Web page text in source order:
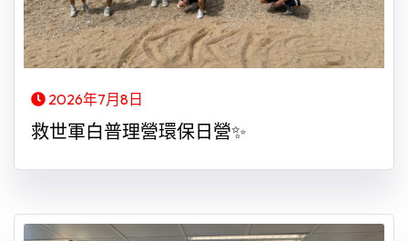
2026年7月8日
救世軍白普理營環保日營✨